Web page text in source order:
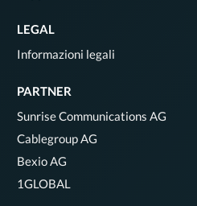
LEGAL
Informazioni legali
PARTNER
Sunrise Communications AG
Cablegroup AG
Bexio AG
1GLOBAL